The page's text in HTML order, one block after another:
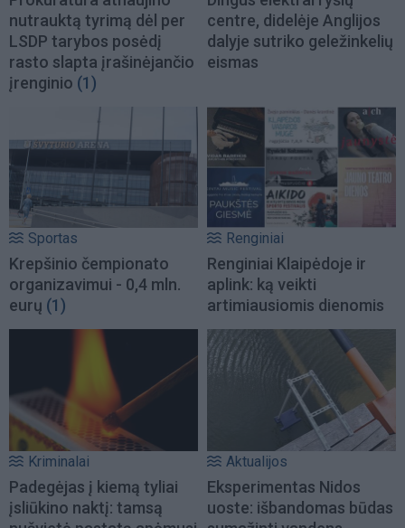
nutrauktą tyrimą dėl per
LSDP tarybos posėdį
rasto slapta įrašinėjančio
įrenginio (1)
centre, didelėje Anglijos
dalyje sutriko geležinkelių
eismas
Sportas
Krepšinio čempionato
organizavimui - 0,4 mln.
eurų (1)
Renginiai
Renginiai Klaipėdoje ir
aplink: ką veikti
artimiausiomis dienomis
Kriminalai
Padegėjas į kiemą tyliai
įsliūkino naktį: tamsą
Aktualijos
Eksperimentas Nidos
uoste: išbandomas būdas